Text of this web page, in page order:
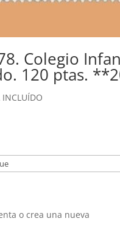
Colegio
120 ptas.
INCLUÍDO
o crea una nueva